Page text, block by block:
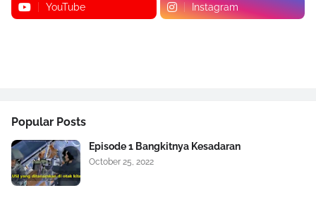
YouTube Instagram
Popular Posts
Episode 1 Bangkitnya Kesadaran
October 25, 2022